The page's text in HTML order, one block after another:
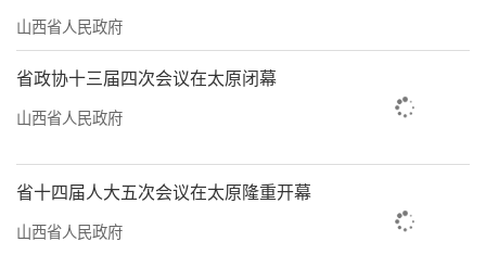
山西省人民政府
省政协十三届四次会议在太原闭幕
山西省人民政府
省十四届人大五次会议在太原隆重开幕
山西省人民政府